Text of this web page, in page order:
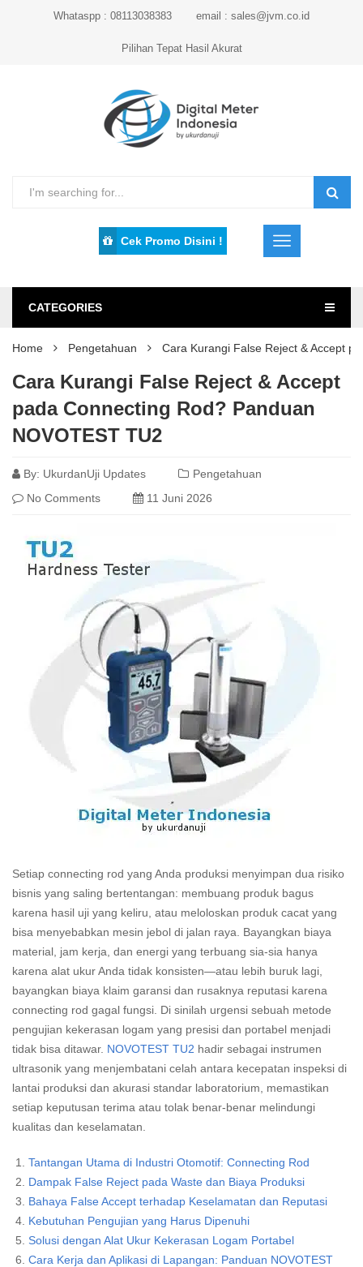
Whataspp : 08113038383 email : sales@jvm.co.id
Pilihan Tepat Hasil Akurat
Cek Promo Disini !
CATEGORIES
Home Pengetahuan Cara Kurangi False Reject & Accept
Cara Kurangi False Reject & Accept
pada Connecting Rod? Panduan
NOVOTEST TU2
By: UkurdanUji Updates
Pengetahuan
No Comments
11 Juni 2026
Setiap connecting rod yang Anda produksi menyimpan dua risiko
bisnis yang saling bertentangan: membuang produk bagus
karena hasil uji yang keliru, atau meloloskan produk cacat yang
bisa menyebabkan mesin jebol di jalan raya. Bayangkan biaya
material, jam kerja, dan energi yang terbuang sia-sia hanya
karena alat ukur Anda tidak konsisten—atau lebih buruk lagi,
bayangkan biaya klaim garansi dan rusaknya reputasi karena
connecting rod gagal fungsi. Di sinilah urgensi sebuah metode
pengujian kekerasan logam yang presisi dan portabel menjadi
tidak bisa ditawar. NOVOTEST TU2 hadir sebagai instrumen
ultrasonik yang menjembatani celah antara kecepatan inspeksi di
lantai produksi dan akurasi standar laboratorium, memastikan
setiap keputusan terima atau tolak benar-benar melindungi
kualitas dan keselamatan.
Tantangan Utama di Industri Otomotif: Connecting Rod
Dampak False Reject pada Waste dan Biaya Produksi
Bahaya False Accept terhadap Keselamatan dan Reputasi
Kebutuhan Pengujian yang Harus Dipenuhi
Solusi dengan Alat Ukur Kekerasan Logam Portabel
Cara Kerja dan Aplikasi di Lapangan: Panduan NOVOTEST